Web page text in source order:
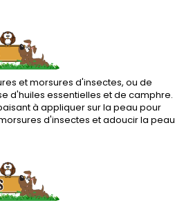
et morsures d'insectes, ou de
d'huiles essentielles et de camphre.
à appliquer sur la peau pour
d'insectes et adoucir la peau